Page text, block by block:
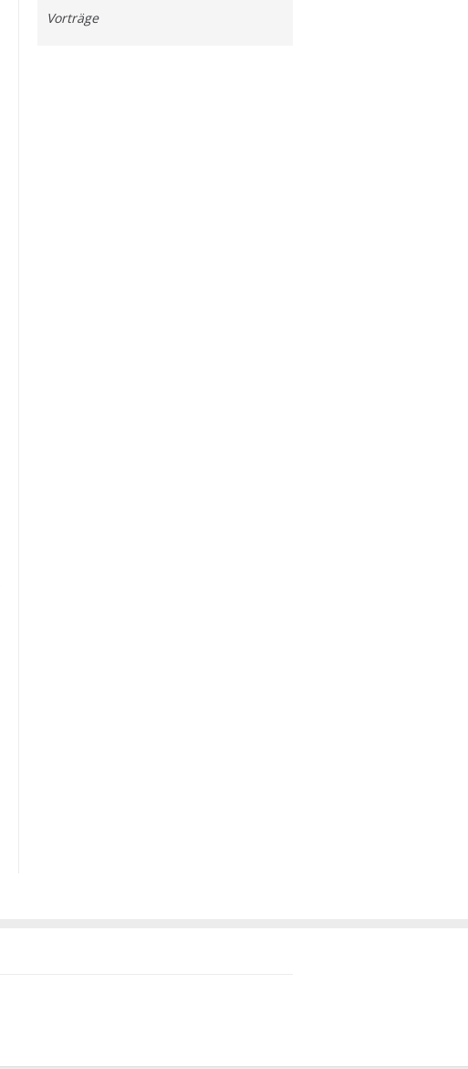
Vorträge